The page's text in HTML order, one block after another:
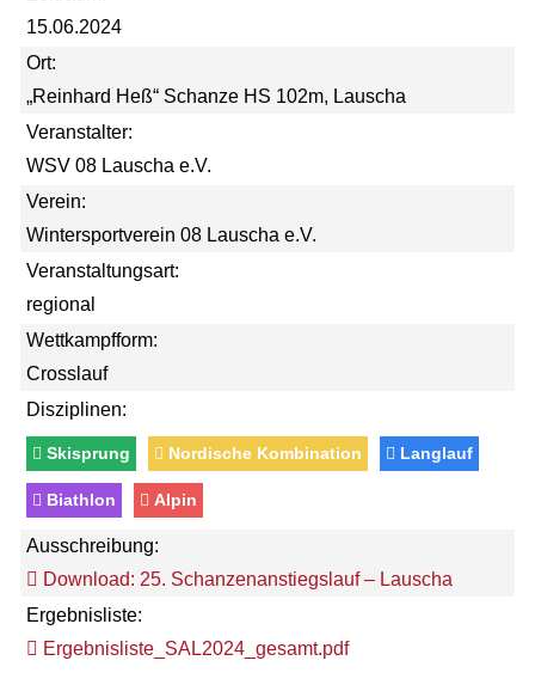
15.06.2024
Ort:
„Reinhard Heß“ Schanze HS 102m, Lauscha
Veranstalter:
WSV 08 Lauscha e.V.
Verein:
Wintersportverein 08 Lauscha e.V.
Veranstaltungsart:
regional
Wettkampfform:
Crosslauf
Disziplinen:
Skisprung Nordische Kombination Langlauf
Biathlon Alpin
Ausschreibung:
Download: 25. Schanzenanstiegslauf – Lauscha
Ergebnisliste:
Ergebnisliste_SAL2024_gesamt.pdf